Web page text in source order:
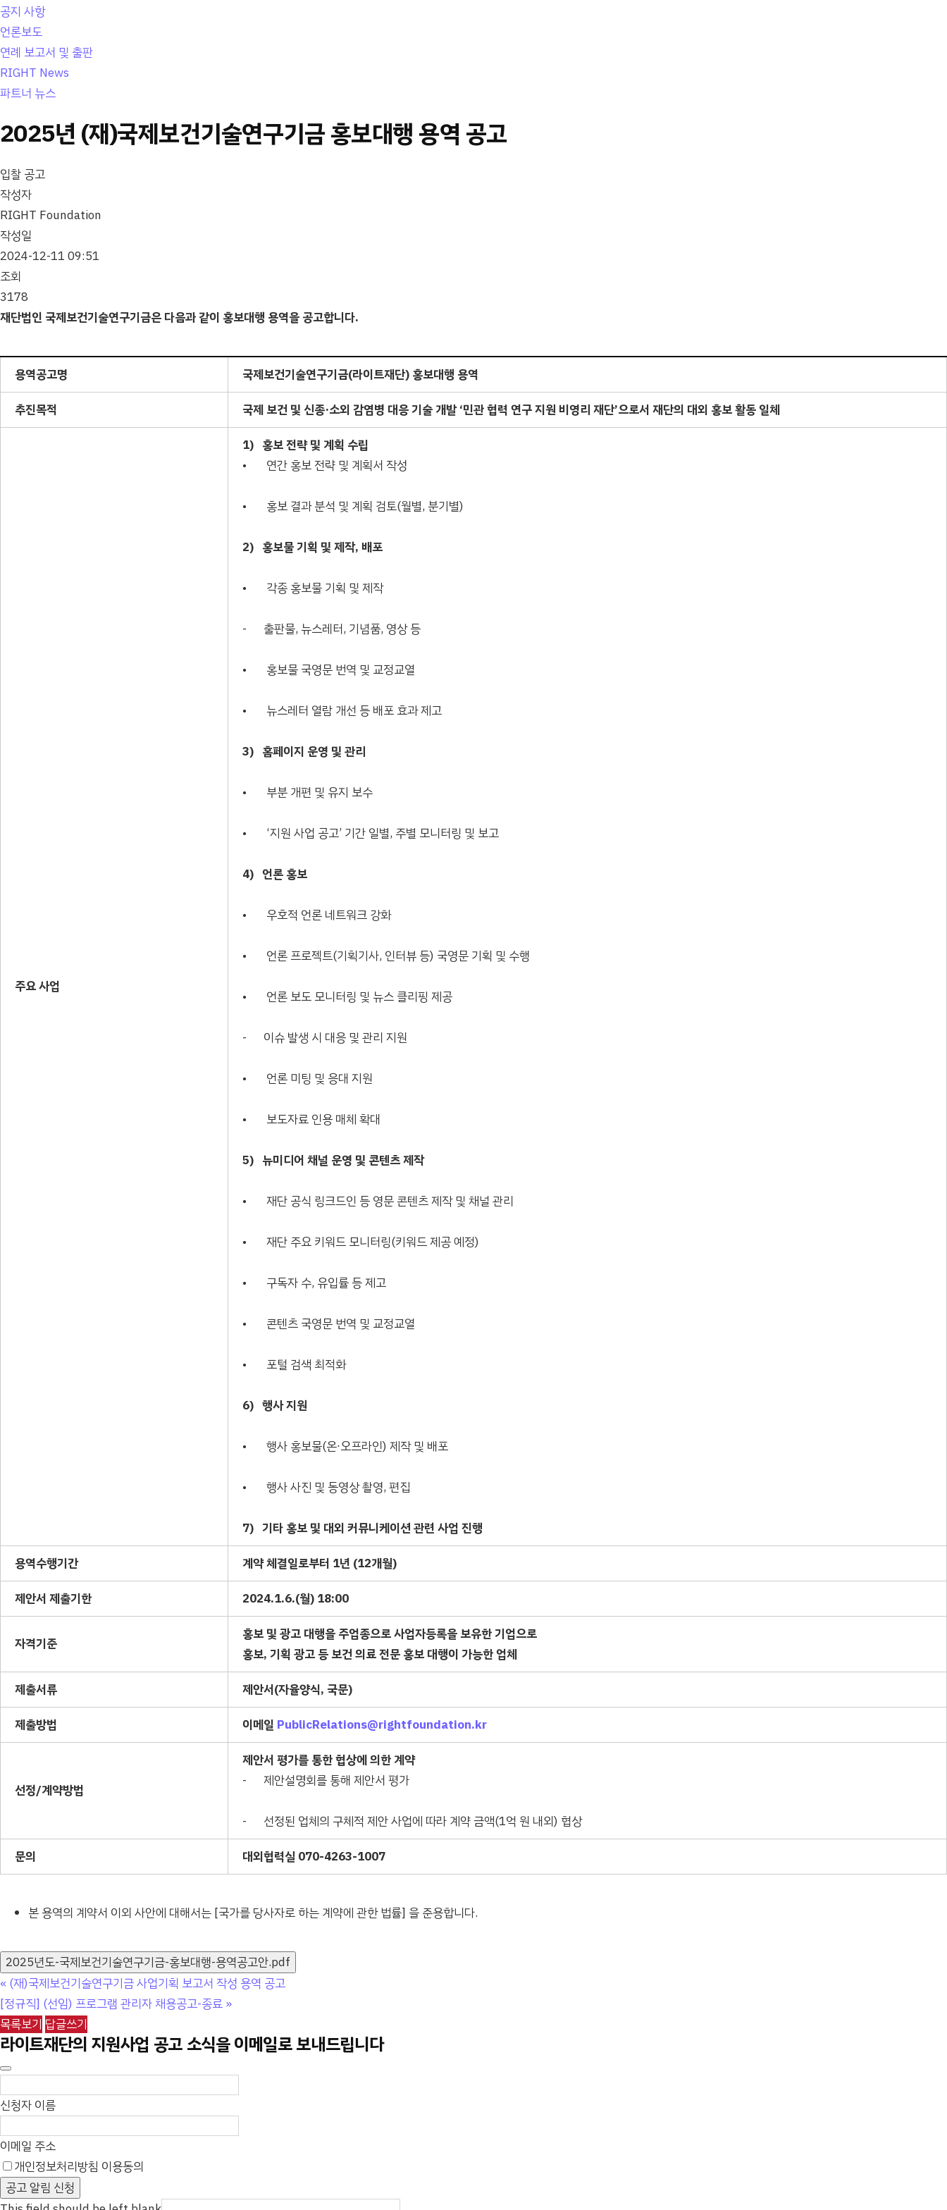
공지 사항
언론보도
연례 보고서 및 출판
RIGHT News
파트너 뉴스
2025년 (재)국제보건기술연구기금 홍보대행 용역 공고
입찰 공고
작성자
RIGHT Foundation
작성일
2024-12-11 09:51
조회
3178
재단법인 국제보건기술연구기금은 다음과 같이 홍보대행 용역을 공고합니다.
용역공고명 국제보건기술연구기금(라이트재단) 홍보대행 용역
추진목적
국제 보건 및 신종·소외 감염병 대응기술 개발‘민관협력 연구지원 비영리 재단’으로서 재단의 대외 홍보 활동 일체
주요 사업
1) 홍보전략및 계획 수립
• 연간 홍보 전략 및 계획서 작성
• 홍보 결과 분석 및 계획 검토(월별, 분기별)
2) 홍보물기획 및 제작, 배포
• 각종 홍보물 기획 및 제작
- 출판물, 뉴스레터, 기념품, 영상 등
• 홍보물 국영문 번역 및 교정교열
• 뉴스레터 열람 개선 등 배포 효과 제고
3) 홈페이지 운영 및 관리
• 부분 개편 및 유지 보수
• ‘지원 사업 공고’ 기간 일별, 주별 모니터링 및 보고
4) 언론 홍보
• 우호적 언론 네트워크 강화
• 언론 프로젝트(기획기사, 인터뷰 등) 국영문 기획 및 수행
• 언론 보도 모니터링 및 뉴스 클리핑 제공
- 이슈 발생 시 대응 및 관리 지원
• 언론 미팅 및 응대 지원
• 보도자료 인용 매체 확대
5) 뉴미디어 채널 운영 및 콘텐츠 제작
• 재단 공식 링크드인 등 영문 콘텐츠 제작 및 채널 관리
• 재단 주요 키워드 모니터링(키워드 제공 예정)
• 구독자 수, 유입률 등 제고
• 콘텐츠 국영문 번역 및 교정교열
• 포털 검색 최적화
6) 행사 지원
• 행사 홍보물(온∙오프라인) 제작 및 배포
• 행사 사진 및 동영상 촬영, 편집
7) 기타 홍보 및 대외 커뮤니케이션 관련 사업 진행
용역수행기간
계약 체결일로부터 1년 (12개월)
제안서 제출기한
2024.1.6.(월) 18:00
자격기준
홍보 및 광고 대행을 주업종으로 사업자등록을 보유한 기업으로
홍보, 기획 광고 등 보건 의료 전문 홍보 대행이 가능한 업체
제출서류
제안서(자율양식, 국문)
제출방법
이메일 PublicRelations@rightfoundation.kr
선정/계약방법
제안서 평가를 통한 협상에 의한 계약
- 제안설명회를 통해 제안서 평가
- 선정된 업체의 구체적 제안 사업에 따라 계약 금액(1억 원 내외) 협상
문의
대외협력실 070-4263-1007
본 용역의 계약서 이외 사안에 대해서는 [국가를 당사자로 하는 계약에 관한 법률] 을 준용합니다.
2025년도-국제보건기술연구기금-홍보대행-용역공고안.pdf
« (재)국제보건기술연구기금 사업기획 보고서 작성 용역 공고
[정규직] (선임) 프로그램 관리자 채용공고-종료 »
목록보기 답글쓰기
라이트재단의 지원사업 공고 소식을 이메일로 보내드립니다
신청자 이름
이메일 주소
개인정보처리방침 이용동의
공고 알림 신청